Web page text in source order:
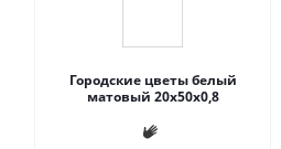
Городские цветы белый
матовый 20x50x0,8